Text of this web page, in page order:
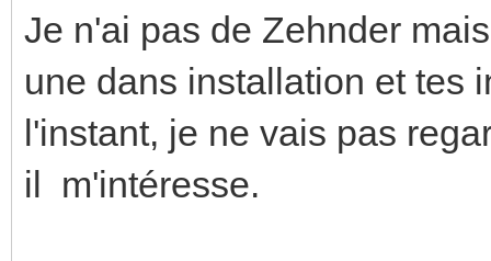
Je n'ai pas de Zehnder
une dans installation et tes
l'instant, je ne vais pas
il m'intéresse.